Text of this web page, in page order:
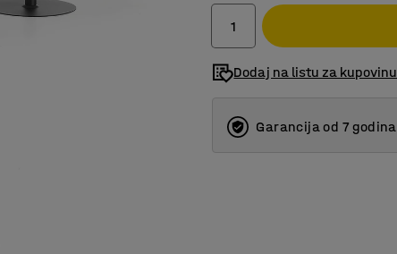
Dodaj na listu za kupovinu
Garancija od 7 godina